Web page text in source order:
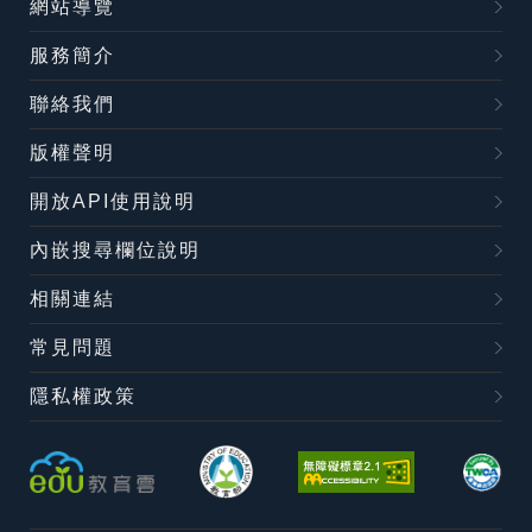
網站導覽
服務簡介
聯絡我們
版權聲明
開放API使用說明
內嵌搜尋欄位說明
相關連結
常見問題
隱私權政策